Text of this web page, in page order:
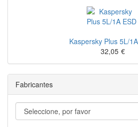
Kaspersky Plus 5L/
32,05 €
Fabricantes